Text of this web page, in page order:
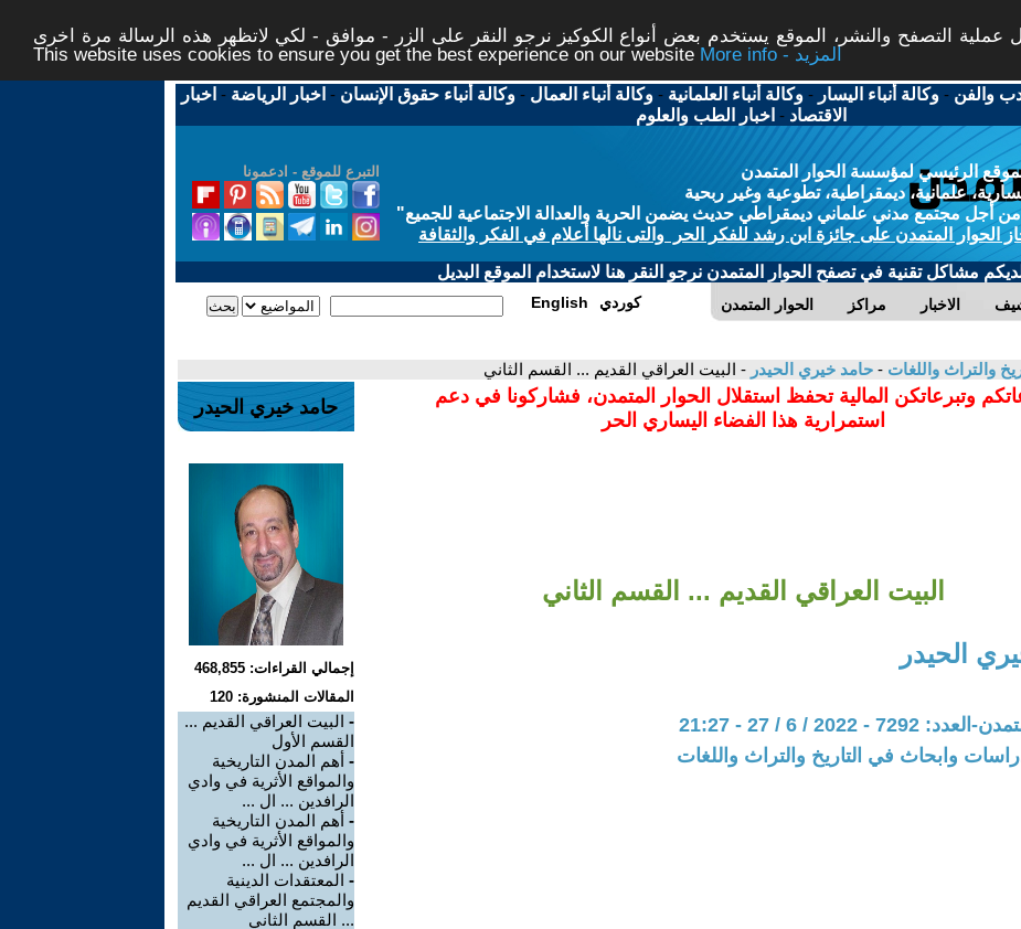
عملية التصفح والنشر، الموقع يستخدم بعض أنواع الكوكيز نرجو النقر على الزر - موافق - لكي لاتظهر هذه الرسالة مرة اخرى -
This website uses cookies to ensure you get the best experience on our website
More info - المزيد
والفن -وكالة أنباء اليسار -وكالة أنباء العلمانية -وكالة أنباء العمال -وكالة أنباء حقوق الإنسان - اخبار الرياضة - اخبار
الاقتصاد - اخبار الطب والعلوم
التبرع للموقع - ادعمونا
الرئيسي لمؤسسة الحوار المتمدن
علمانية، ديمقراطية، تطوعية وغير ربحية
أجل مجتمع مدني علماني ديمقراطي حديث يضمن الحرية والعدالة الاجتماعية للجميع"
الحوار المتمدن على جائزة ابن رشد للفكر الحر والتى نالها أعلام في الفكر والثقافة
لديكم مشاكل تقنية في تصفح الحوار المتمدن نرجو النقر هنا لاستخدام الموقع البديل
الحوار المتمدن مراكز الاخبار English كوردي
والتراث واللغات - حامد خيري الحيدر - البيت العراقي القديم ... القسم الثاني
وتبرعاتكن المالية تحفظ استقلال الحوار المتمدن، فشاركونا في دعم
استمرارية هذا الفضاء اليساري الحر
البيت العراقي القديم ... القسم الثاني
الحيدر
7292 - 2022 / 6 / 27 - 21:27
وابحاث في التاريخ والتراث واللغات
حامد خيري الحيدر
إجمالي القراءات: 468,855
المقالات المنشورة: 120
- البيت العراقي القديم ...
القسم الأول
- أهم المدن التاريخية
والمواقع الأثرية في وادي
الرافدين ... ال ...
- أهم المدن التاريخية
والمواقع الأثرية في وادي
الرافدين ... ال ...
- المعتقدات الدينية
والمجتمع العراقي القديم
... القسم الثاني